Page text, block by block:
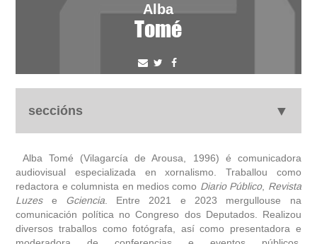
Alba
Tomé
seccións
biografía
obra
fototeca
Alba Tomé (Vilagarcía de Arousa, 1996) é comunicadora
audiovisual especializada en xornalismo. Traballou como
redactora e columnista en medios como Diario Público, Revista
Luzese Gciencia. Entre 2021 e 2023 mergullouse na
comunicación política no Congreso dos Deputados. Realizou
diversos traballos como fotógrafa, así como presentadora e